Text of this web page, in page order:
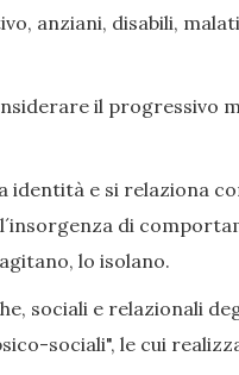
anziani, disabili,
il progressivo
identità e si relaziona
di
lo isolano.
sociali e relazionali
sociali", le cui